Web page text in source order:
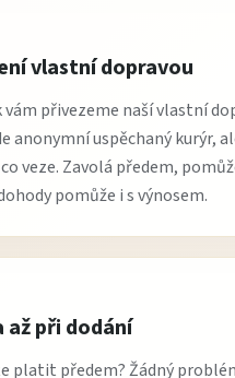
vlastní dopravou
vám přivezeme naší vlastní
anonymní uspěchaný kurýr,
veze. Zavolá předem,
pomůže i s výnosem.
až při dodání
platit předem? Žádný